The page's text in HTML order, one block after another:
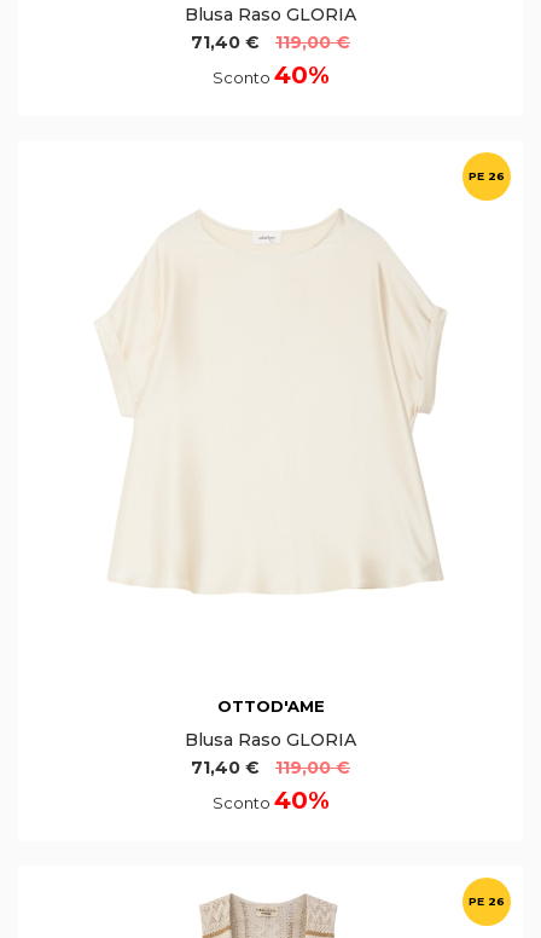
Blusa Raso GLORIA
71,40 €
119,00 €
Sconto 40%
PE 26
OTTOD'AME
Blusa Raso GLORIA
71,40 €
119,00 €
Sconto 40%
PE 26